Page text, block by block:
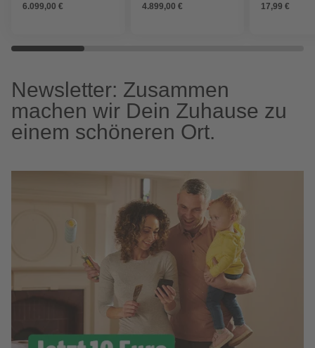
Dachüberstand), grün
6.099,00 €
4.899,00 €
17,99 €
Newsletter: Zusammen
machen wir Dein Zuhause zu
einem schöneren Ort.